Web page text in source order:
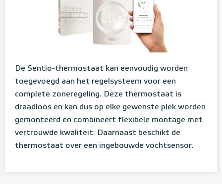
De Sentio-thermostaat kan eenvoudig worden
toegevoegd aan het regelsysteem voor een
complete zoneregeling. Deze thermostaat is
draadloos en kan dus op elke gewenste plek worden
gemonteerd en combineert flexibele montage met
vertrouwde kwaliteit. Daarnaast beschikt de
thermostaat over een ingebouwde vochtsensor.